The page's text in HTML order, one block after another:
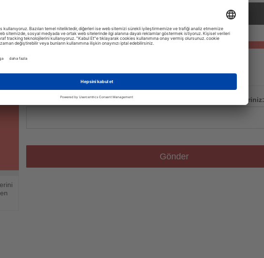
Haber Bülteni Kaydından Çık
Haber bülteni gönderimini durdurmak icin lütfen Email adresinizi giriniz:
Gönder